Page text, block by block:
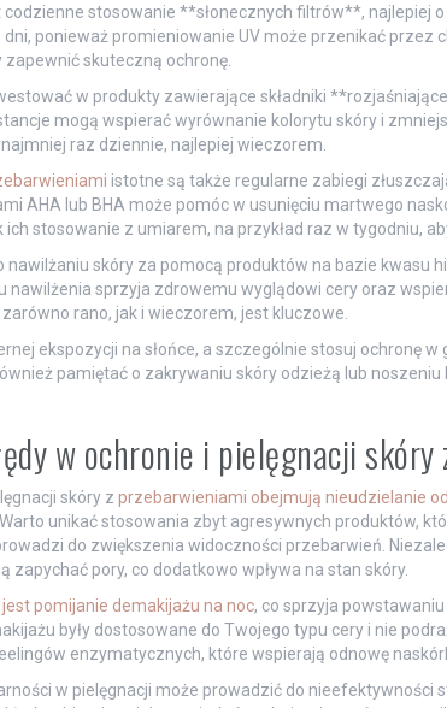
stosowanie **słonecznych filtrów**, najlepiej o
ponieważ promieniowanie UV może przenikać przez
zapewnić skuteczną ochronę.
w produkty zawierające składniki
mogą wspierać wyrównanie kolorytu skóry i
raz dziennie, najlepiej wieczorem.
istotne są także regularne zabiegi
AHA lub BHA może pomóc w usunięciu martwego
ich stosowanie z umiarem, na przykład raz w tygodniu,
nawilżaniu skóry za pomocą produktów na bazie kwasu
nawilżenia sprzyja zdrowemu wyglądowi cery oraz
rano, jak i wieczorem, jest kluczowe.
ekspozycji na słońce, a szczególnie stosuj ochronę
pamiętać o zakrywaniu skóry odzieżą lub
w ochronie i pielęgnacji
skóry z przebarwieniami obejmują nieudzielanie
unikać stosowania zbyt agresywnych produktów,
do zwiększenia widoczności przebarwień.
zapychać pory, co dodatkowo wpływa na stan skóry.
jest pomijanie demakijażu na noc, co sprzyja
były dostosowane do Twojego typu cery i nie
enzymatycznych, które wspierają odnowę
w pielęgnacji może prowadzić do nieefektywności